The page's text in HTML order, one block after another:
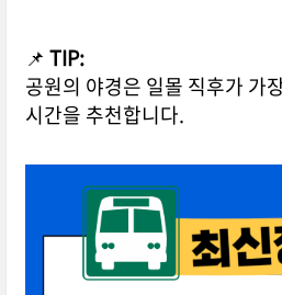
📌 TIP:
공원의 야경은 일몰 직후가 가
시간을 추천합니다.